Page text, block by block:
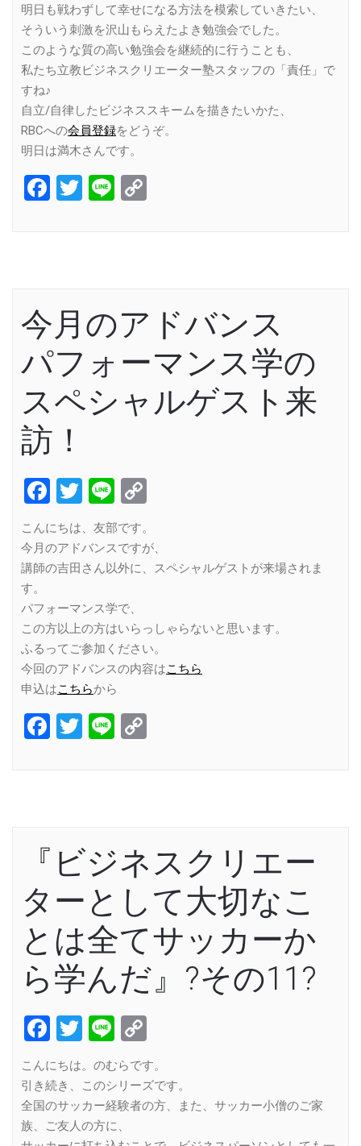
明日も戦わずして幸せになる方法を模索していきたい、
そういう刺激を沢山もらえたよき勉強会でした。
このような質の高い勉強会を継続的に行うことも、
私たち立教ビジネスクリエーター塾スタッフの「責任」で
すね♪
自立/自律したビジネススキームを描きたいかた、
RBCへの会員登録をどうぞ。
明日は満木さんです。
Facebook
Twitter
Line
今月のアドバンス
パフォーマンス学の
スペシャルゲスト来
訪！
Facebook
Twitter
Line
こんにちは、友部です。
今月のアドバンスですが、
講師の吉田さん以外に、スペシャルゲストが来場されま
す。
パフォーマンス学で、
この方以上の方はいらっしゃらないと思います。
ふるってご参加ください。
今回のアドバンスの内容はこちら
申込はこちらから
Facebook
Twitter
Line
『ビジネスクリエー
ターとして大切なこ
とは全てサッカーか
ら学んだ』?その11?
Facebook
Twitter
Line
Link
こんにちは。のむらです。
引き続き、このシリーズです。
全国のサッカー経験者の方、また、サッカー小僧のご家
族、ご友人の方に、